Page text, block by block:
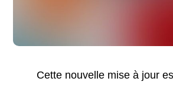
Cette nouvelle mise à jour